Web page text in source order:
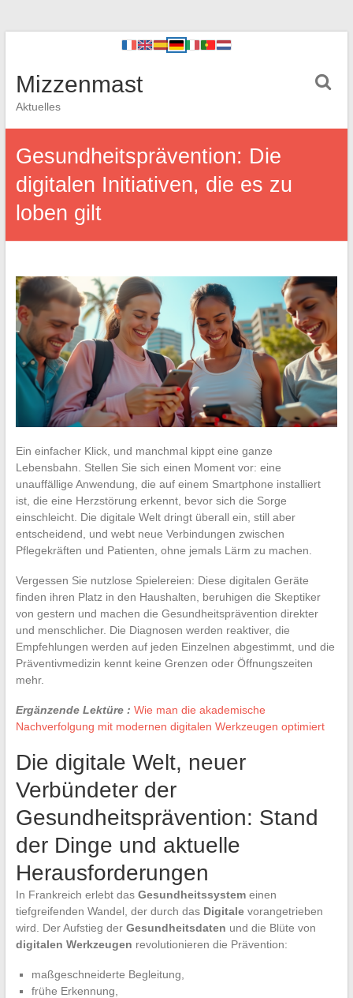
Mizzenmast
Aktuelles
Gesundheitsprävention: Die
digitalen Initiativen, die es zu
loben gilt
Ein einfacher Klick, und manchmal kippt eine ganze
Lebensbahn. Stellen Sie sich einen Moment vor: eine
unauffällige Anwendung, die auf einem Smartphone installiert
ist, die eine Herzstörung erkennt, bevor sich die Sorge
einschleicht. Die digitale Welt dringt überall ein, still aber
entscheidend, und webt neue Verbindungen zwischen
Pflegekräften und Patienten, ohne jemals Lärm zu machen.
Vergessen Sie nutzlose Spielereien: Diese digitalen Geräte
finden ihren Platz in den Haushalten, beruhigen die Skeptiker
von gestern und machen die Gesundheitsprävention direkter
und menschlicher. Die Diagnosen werden reaktiver, die
Empfehlungen werden auf jeden Einzelnen abgestimmt, und die
Präventivmedizin kennt keine Grenzen oder Öffnungszeiten
mehr.
Ergänzende Lektüre : Wie man die akademische
Nachverfolgung mit modernen digitalen Werkzeugen optimiert
Die digitale Welt, neuer
Verbündeter der
Gesundheitsprävention: Stand
der Dinge und aktuelle
Herausforderungen
In Frankreich erlebt das Gesundheitssystemeinen
tiefgreifenden Wandel, der durch das Digitalevorangetrieben
wird. Der Aufstieg der Gesundheitsdaten und die Blüte von
digitalen Werkzeugen revolutionieren die Prävention:
maßgeschneiderte Begleitung,
frühe Erkennung,